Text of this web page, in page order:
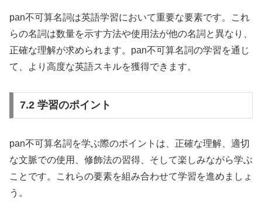
pan不可算名詞は英語学習において重要な要素です。これ
らの名詞は数量を示す方法や使用法が他の名詞と異なり、
正確な理解が求められます。pan不可算名詞の学習を通じ
て、より高度な英語スキルを獲得できます。
7.2 学習のポイント
pan不可算名詞を学ぶ際のポイントは、正確な理解、適切
な文脈での使用、修飾法の習得、そして楽しみながら学ぶ
ことです。これらの要素を組み合わせて学習を進めましょ
う。